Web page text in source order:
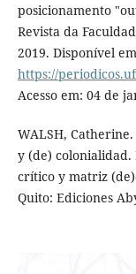
posicionamento
Revista da
2019. Disponível
https://
Acesso em: 04 de
WALSH,
y (de) colonialidad.
crítico y matriz
Quito: Ediciones